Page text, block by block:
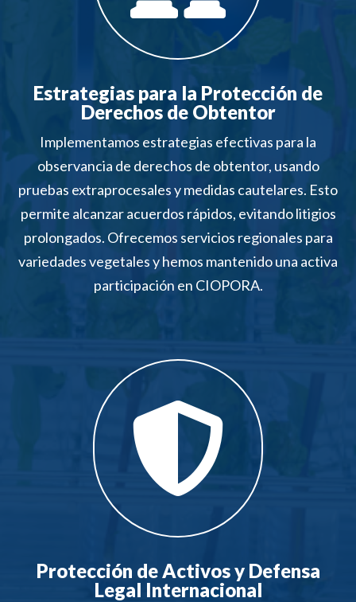
Estrategias para la Protección de
Derechos de Obtentor
Implementamos estrategias efectivas para la
observancia de derechos de obtentor, usando
pruebas extraprocesales y medidas cautelares. Esto
permite alcanzar acuerdos rápidos, evitando litigios
prolongados. Ofrecemos servicios regionales para
variedades vegetales y hemos mantenido una activa
participación en CIOPORA.

Protección de Activos y Defensa
Legal Internacional